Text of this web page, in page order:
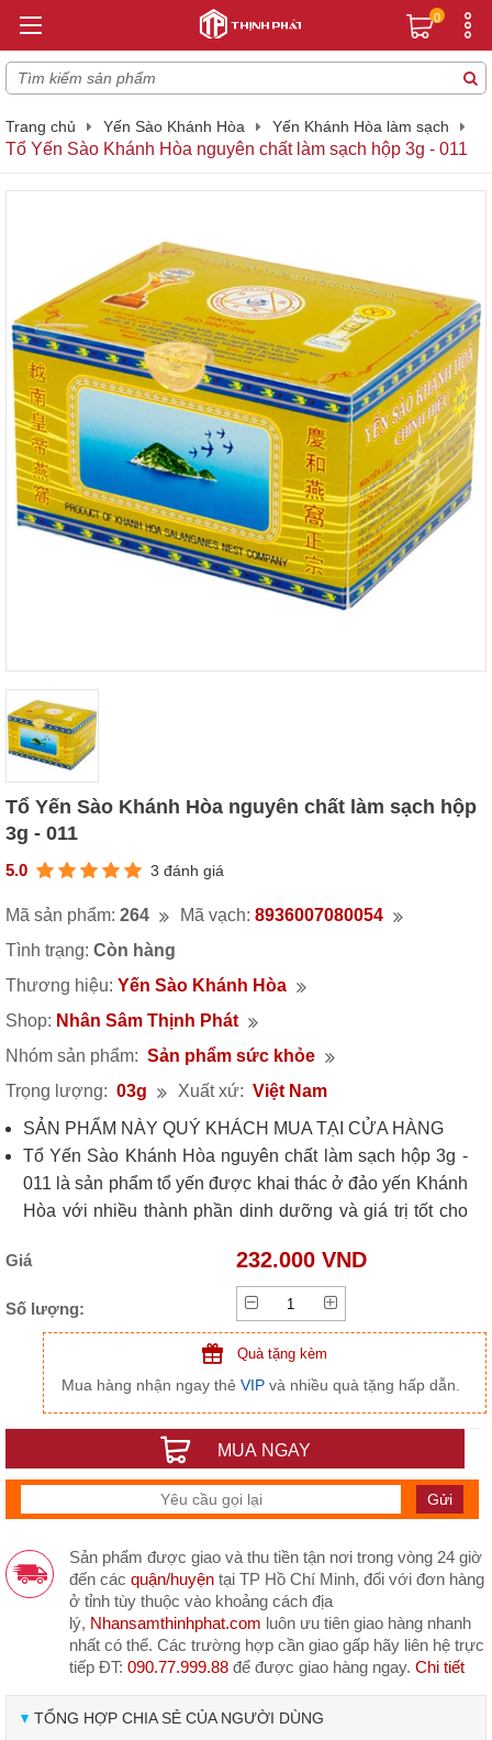
0
Trang chủ Yến Sào Khánh Hòa Yến Khánh Hòa làm sạch
Tổ Yến Sào Khánh Hòa nguyên chất làm sạch hộp 3g - 011
Tổ Yến Sào Khánh Hòa nguyên chất làm sạch hộp
3g - 011
5.0 3 đánh giá
Mã sản phẩm: 264 Mã vạch: 8936007080054
Tình trạng: Còn hàng
Thương hiệu: Yến Sào Khánh Hòa
Shop: Nhân Sâm Thịnh Phát
Nhóm sản phẩm: Sản phẩm sức khỏe
Trọng lượng: 03g Xuất xứ: Việt Nam
SẢN PHẨM NÀY QUÝ KHÁCH MUA TẠI CỬA HÀNG
Tổ Yến Sào Khánh Hòa nguyên chất làm sạch hộp 3g -
011 là sản phẩm tổ yến được khai thác ở đảo yến Khánh
Hòa với nhiều thành phần dinh dưỡng và giá trị tốt cho
Giá
232.000 VND
Số lượng:
Quà tặng kèm
Mua hàng nhận ngay thẻ VIP và nhiều quà tặng hấp dẫn.
MUA NGAY
Sản phẩm được giao và thu tiền tận nơi trong vòng 24 giờ
đến các quận/huyện tại TP Hồ Chí Minh, đối với đơn hàng
ở tỉnh tùy thuộc vào khoảng cách địa
lý, Nhansamthinhphat.com luôn ưu tiên giao hàng nhanh
nhất có thể. Các trường hợp cần giao gấp hãy liên hệ trực
tiếp ĐT: 090.77.999.88 để được giao hàng ngay. Chi tiết
TỔNG HỢP CHIA SẺ CỦA NGƯỜI DÙNG